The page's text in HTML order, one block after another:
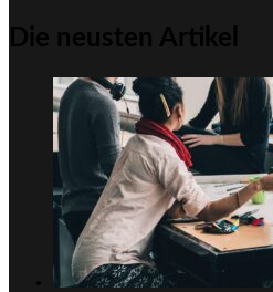
Die neusten Artikel